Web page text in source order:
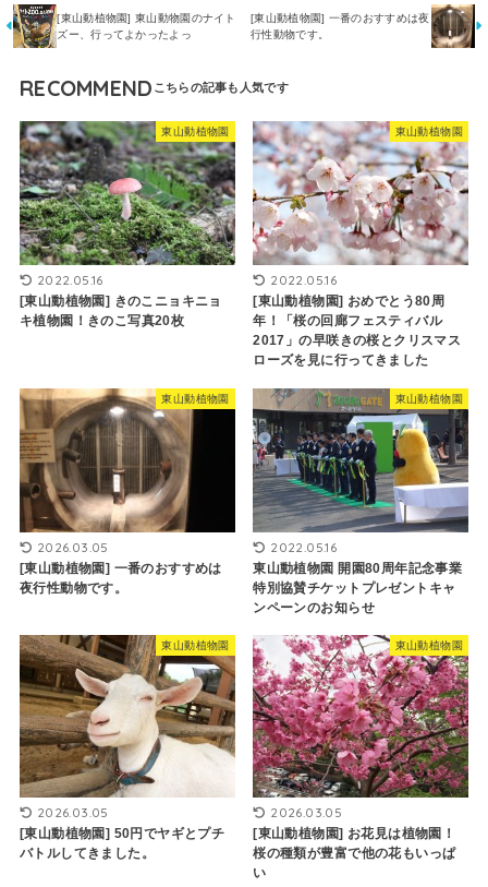
[東山動植物園] 東山動物園のナイト
ズー、行ってよかったよっ
[東山動植物園] 一番のおすすめは夜
行性動物です。
RECOMMEND
東山動植物園
2022.05.16
[東山動植物園] きのこニョキニョ
キ植物園！きのこ写真20枚
東山動植物園
2022.05.16
[東山動植物園] おめでとう80周
年！「桜の回廊フェスティバル
2017」の早咲きの桜とクリスマス
ローズを見に行ってきました
東山動植物園
2026.03.05
[東山動植物園] 一番のおすすめは
夜行性動物です。
東山動植物園
2022.05.16
東山動植物園 開園80周年記念事業
特別協賛チケットプレゼントキャ
ンペーンのお知らせ
東山動植物園
2026.03.05
[東山動植物園] 50円でヤギとプチ
バトルしてきました。
東山動植物園
2026.03.05
[東山動植物園] お花見は植物園！
桜の種類が豊富で他の花もいっぱ
い